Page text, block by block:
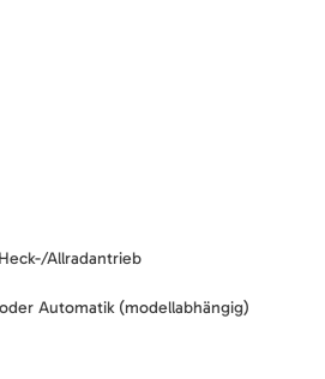
Allradantrieb
Automatik (modellabhängig)